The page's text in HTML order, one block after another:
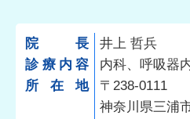
院長
井上 哲兵
診療内容
内科、呼吸器
所在地
〒238-0111
神奈川県三浦